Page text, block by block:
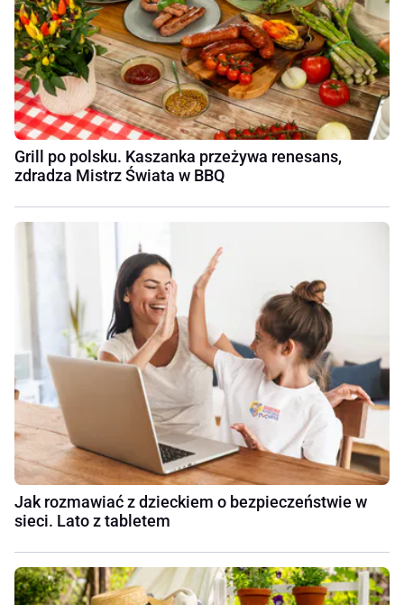
Grill po polsku. Kaszanka przeżywa renesans,
zdradza Mistrz Świata w BBQ
Jak rozmawiać z dzieckiem o bezpieczeństwie w
sieci. Lato z tabletem